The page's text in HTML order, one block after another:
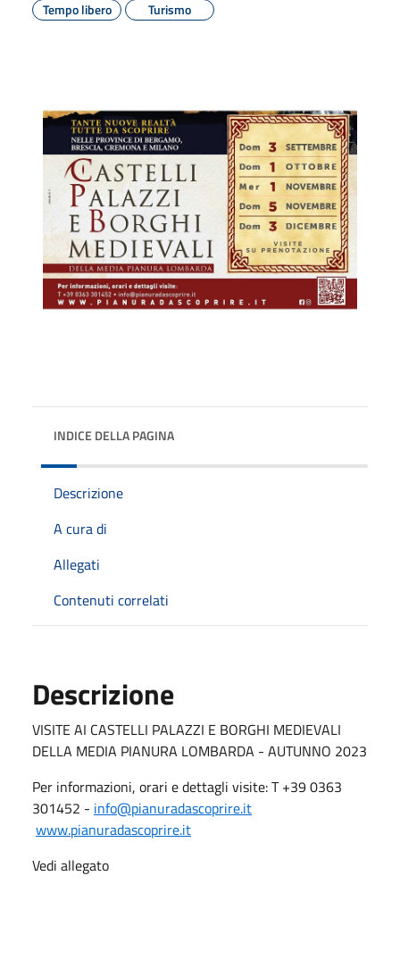
Tempo libero
Turismo
INDICE DELLA PAGINA
Descrizione
A cura di
Allegati
Contenuti correlati
Descrizione
VISITE AI CASTELLI PALAZZI E BORGHI MEDIEVALI
DELLA MEDIA PIANURA LOMBARDA - AUTUNNO 2023
Per informazioni, orari e dettagli visite: T +39 0363
301452 - info@pianuradascoprire.it
www.pianuradascoprire.it
Vedi allegato